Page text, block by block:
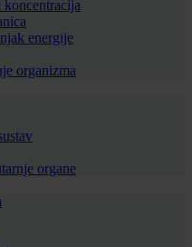
koncentracija
energije
organizma
organe